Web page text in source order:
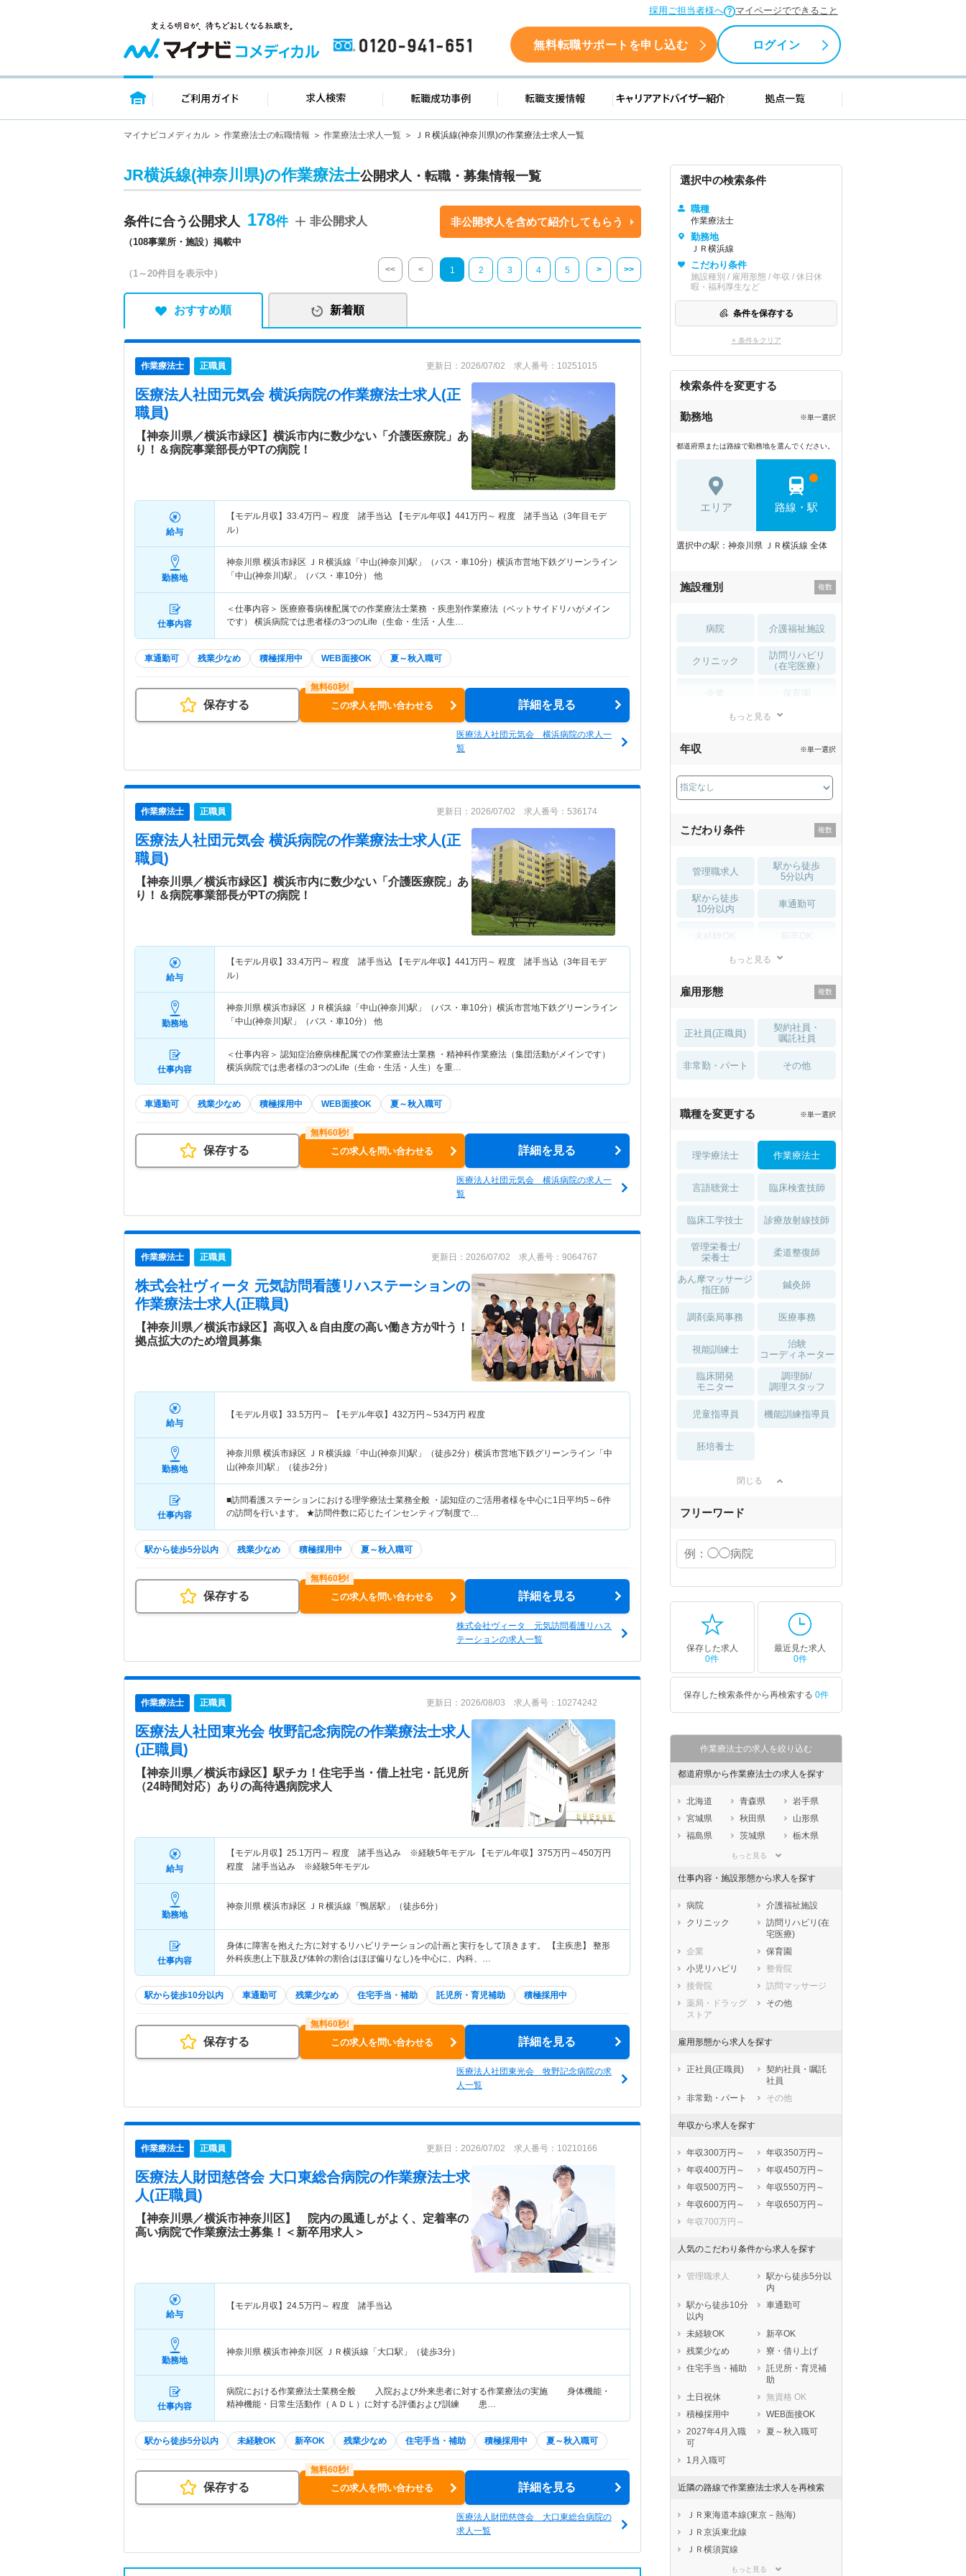
採用ご担当者様へ マイページでできること
0120-941-651 無料転職サポートを申し込む ログイン
トップページ ご利用ガイド 求人検索 転職成功事例 転職支援情報 キャリアアドバイザー紹介 拠点一覧
マイナビコメディカル 作業療法士の転職情報 作業療法士求人一覧 ＪＲ横浜線(神奈川県)の作業療法士求人一覧
JR横浜線(神奈川県)の作業療法士公開求人・転職・募集情報一覧
条件に合う公開求人 178
（108事業所・施設）掲載中
非公開求人 非公開求人を含めて紹介してもらう
（1～20件目を表示中） << < 1 2 3 4 5 > >>
おすすめ順 新着順
作業療法士 正職員 更新日：2026/07/02 求人番号：10251015
医療法人社団元気会 横浜病院の作業療法士求人(正
職員)
【神奈川県／横浜市緑区】横浜市内に数少ない「介護医療院」あ
り！＆病院事業部長がPTの病院！
給与
【モデル月収】 33.4万円～ 程度 諸手当込 【モデル年収】 441万円～ 程度 諸手当込（3年目モデ
ル）
勤務地
神奈川県 横浜市緑区 ＪＲ横浜線「中山(神奈川)駅」（バス・車10分）横浜市営地下鉄グリーンライン
「中山(神奈川)駅」（バス・車10分） 他
仕事内容
＜仕事内容＞ 医療療養病棟配属での作業療法士業務 ・疾患別作業療法（ベットサイドリハがメイン
です） 横浜病院では患者様の3つのLife（生命・生活・人生…
車通勤可 残業少なめ 積極採用中 WEB面接OK 夏～秋入職可
保存する この求人を問い合わせる 詳細を見る
医療法人社団元気会 横浜病院の求人一
覧
作業療法士 正職員 更新日：2026/07/02 求人番号：536174
医療法人社団元気会 横浜病院の作業療法士求人(正
職員)
【神奈川県／横浜市緑区】横浜市内に数少ない「介護医療院」あ
り！＆病院事業部長がPTの病院！
給与
【モデル月収】 33.4万円～ 程度 諸手当込 【モデル年収】 441万円～ 程度 諸手当込（3年目モデ
ル）
勤務地
神奈川県 横浜市緑区 ＪＲ横浜線「中山(神奈川)駅」（バス・車10分）横浜市営地下鉄グリーンライン
「中山(神奈川)駅」（バス・車10分） 他
仕事内容
＜仕事内容＞ 認知症治療病棟配属での作業療法士業務 ・精神科作業療法（集団活動がメインです）
横浜病院では患者様の3つのLife（生命・生活・人生）を重…
車通勤可 残業少なめ 積極採用中 WEB面接OK 夏～秋入職可
保存する この求人を問い合わせる 詳細を見る
医療法人社団元気会 横浜病院の求人一
覧
作業療法士 正職員 更新日：2026/07/02 求人番号：9064767
株式会社ヴィータ 元気訪問看護リハステーションの
作業療法士求人(正職員)
【神奈川県／横浜市緑区】高収入＆自由度の高い働き方が叶う！
拠点拡大のため増員募集
給与
【モデル月収】 33.5万円～ 【モデル年収】 432万円～534万円 程度
勤務地
神奈川県 横浜市緑区 ＪＲ横浜線「中山(神奈川)駅」（徒歩2分）横浜市営地下鉄グリーンライン「中
山(神奈川)駅」（徒歩2分）
仕事内容
■訪問看護ステーションにおける理学療法士業務全般 ・認知症のご活用者様を中心に1日平均5～6件
の訪問を行います。 ★訪問件数に応じたインセンティブ制度で…
駅から徒歩5分以内 残業少なめ 積極採用中 夏～秋入職可
保存する この求人を問い合わせる 詳細を見る
株式会社ヴィータ 元気訪問看護リハス
テーションの求人一覧
作業療法士 正職員 更新日：2026/08/03 求人番号：10274242
医療法人社団東光会 牧野記念病院の作業療法士求人
(正職員)
【神奈川県／横浜市緑区】駅チカ！住宅手当・借上社宅・託児所
（24時間対応）ありの高待遇病院求人
給与
【モデル月収】 25.1万円～ 程度 諸手当込み ※経験5年モデル 【モデル年収】 375万円～450万円
程度 諸手当込み ※経験5年モデル
勤務地
神奈川県 横浜市緑区 ＪＲ横浜線「鴨居駅」（徒歩6分）
仕事内容
身体に障害を抱えた方に対するリハビリテーションの計画と実行をして頂きます。 【主疾患】 整形
外科疾患(上下肢及び体幹の割合はほぼ偏りなし)を中心に、内科、…
駅から徒歩10分以内 車通勤可 残業少なめ 住宅手当・補助 託児所・育児補助 積極採用中
保存する この求人を問い合わせる 詳細を見る
医療法人社団東光会 牧野記念病院の求
人一覧
作業療法士 正職員 更新日：2026/07/02 求人番号：10210166
医療法人財団慈啓会 大口東総合病院の作業療法士求
人(正職員)
【神奈川県／横浜市神奈川区】 院内の風通しがよく、定着率の
高い病院で作業療法士募集！＜新卒用求人＞
給与
【モデル月収】 24.5万円～ 程度 諸手当込
勤務地
神奈川県 横浜市神奈川区 ＪＲ横浜線「大口駅」（徒歩3分）
仕事内容
病院における作業療法士業務全般 入院および外来患者に対する作業療法の実施 身体機能・
精神機能・日常生活動作（ＡＤＬ）に対する評価および訓練 患…
駅から徒歩5分以内 未経験OK 新卒OK 残業少なめ 住宅手当・補助 積極採用中 夏～秋入職可
保存する この求人を問い合わせる 詳細を見る
医療法人財団慈啓会 大口東総合病院の
求人一覧
選択中の検索条件
職種
作業療法士
勤務地
ＪＲ横浜線
こだわり条件
施設種別 / 雇用形態 / 年収 / 休日休
暇・福利厚生など
条件を保存する
× 条件をクリア
検索条件を変更する
勤務地 ※単一選択
都道府県または路線で勤務地を選んでください。
エリア 路線・駅
選択中の駅：神奈川県 ＪＲ横浜線 全体
施設種別
病院 介護福祉施設
クリニック
訪問リハビリ
（在宅医療）
薬局・
もっと見る
年収 ※単一選択
こだわり条件
管理職求人
駅から徒歩
5分以内
駅から徒歩
10分以内
車通勤可
住宅手当・補助
土日祝休 無資格 OK
積極採用中 WEB面接OK
もっと見る
雇用形態
正社員(正職員)
契約社員・
嘱託社員
非常勤・パート その他
職種を変更する ※単一選択
理学療法士 作業療法士
言語聴覚士 臨床検査技師
臨床工学技士 診療放射線技師
管理栄養士/
栄養士
柔道整復師
あん摩マッサージ
指圧師
鍼灸師
調剤薬局事務 医療事務
視能訓練士
治験
コーディネーター
臨床開発
モニター
調理師/
調理スタッフ
児童指導員 機能訓練指導員
胚培養士
閉じる
フリーワード
保存した求人
0件
最近見た求人
0件
保存した検索条件から再検索する 0件
作業療法士の求人を絞り込む
都道府県から作業療法士の求人を探す
北海道 青森県
岩手県
宮城県
秋田県
山形県
福島県
茨城県
栃木県
埼玉県
石川県
福井県
岐阜県
静岡県
愛知県
三重県
大阪府
兵庫県
奈良県
鳥取県
島根県
広島県
山口県
徳島県
香川県
愛媛県
熊本県
大分県
もっと見る
仕事内容・施設形態から求人を探す
病院
介護福祉施設
クリニック
訪問リハビリ(在
宅医療)
企業
保育園
小児リハビリ
整骨院
接骨院
訪問マッサージ
薬局・ドラッグ
ストア
その他
雇用形態から求人を探す
正社員(正職員)
契約社員・嘱託
社員
非常勤・パート
その他
年収から求人を探す
年収300万円～
年収350万円～
年収400万円～
年収450万円～
年収500万円～
年収550万円～
年収600万円～
年収650万円～
年収700万円～
人気のこだわり条件から求人を探す
管理職求人
駅から徒歩5分以
内
駅から徒歩10分
以内
車通勤可
未経験OK
新卒OK
残業少なめ
寮・借り上げ
住宅手当・補助
託児所・育児補
助
土日祝休
無資格 OK
積極採用中
WEB面接OK
2027年4月入職
可
夏～秋入職可
1月入職可
近隣の路線で作業療法士求人を再検索
ＪＲ東海道本線(東京－熱海)
ＪＲ京浜東北線
ＪＲ横須賀線
もっと見る